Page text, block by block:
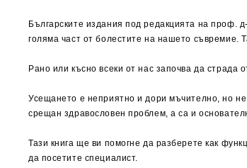
Българските издания под редакцията на проф.
голяма част от болестите на нашето съвремие.
Рано или късно всеки от нас започва да страда
Усещането е неприятно и дори мъчително, но
срещан здравословен проблем, а са и
Тази книга ще ви помогне да разберете как
да посетите специалист.